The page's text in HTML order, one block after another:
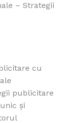
– Strategii
cu
publicitare
și